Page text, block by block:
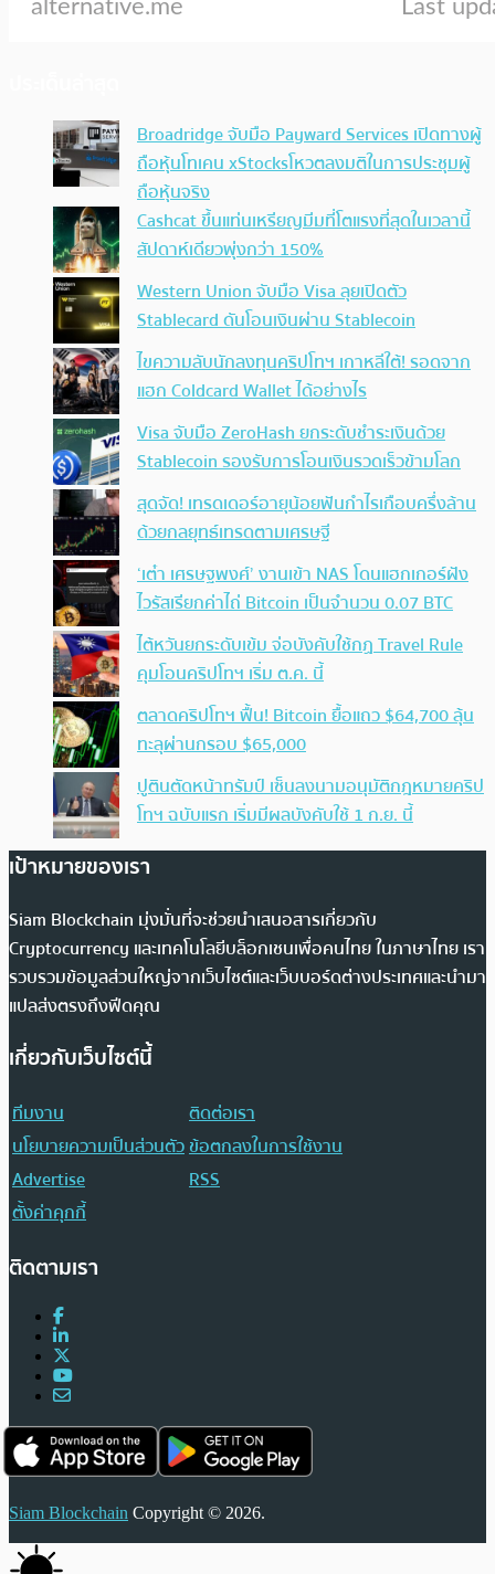
Broadridge จับมือ Payward Services เปิดทางผู้
ถือหุ้นโทเคน xStocksโหวตลงมติในการประชุมผู้
ถือหุ้นจริง
Cashcat ขึ้นแท่นเหรียญมีมที่โตแรงที่สุดในเวลานี้
สัปดาห์เดียวพุ่งกว่า 150%
Western Union จับมือ Visa ลุยเปิดตัว
Stablecard ดันโอนเงินผ่าน Stablecoin
ไขความลับนักลงทุนคริปโทฯ เกาหลีใต้! รอดจาก
แฮก Coldcard Wallet ได้อย่างไร
Visa จับมือ ZeroHash ยกระดับชำระเงินด้วย
Stablecoin รองรับการโอนเงินรวดเร็วข้ามโลก
สุดจัด! เทรดเดอร์อายุน้อยฟันกำไรเกือบครึ่งล้าน
ด้วยกลยุทธ์เทรดตามเศรษฐี
‘เต๋า เศรษฐพงศ์’ งานเข้า NAS โดนแฮกเกอร์ฝัง
ไวรัสเรียกค่าไถ่ Bitcoin เป็นจำนวน 0.07 BTC
ไต้หวันยกระดับเข้ม จ่อบังคับใช้กฏ Travel Rule
คุมโอนคริปโทฯ เริ่ม ต.ค. นี้
ตลาดคริปโทฯ ฟื้น! Bitcoin ยื้อแถว $64,700 ลุ้น
ทะลุผ่านกรอบ $65,000
ปูตินตัดหน้าทรัมป์ เซ็นลงนามอนุมัติกฎหมายคริป
โทฯ ฉบับแรก เริ่มมีผลบังคับใช้ 1 ก.ย. นี้
เป้าหมายของเรา
Siam Blockchain มุ่งมั่นที่จะช่วยนำเสนอสารเกี่ยวกับ
Cryptocurrency และเทคโนโลยีบล็อกเชนเพื่อคนไทย ในภาษาไทย เรา
รวบรวมข้อมูลส่วนใหญ่จากเว็บไซต์และเว็บบอร์ดต่างประเทศและนำมา
แปลส่งตรงถึงฟีดคุณ
เกี่ยวกับเว็บไซต์นี้
ทีมงาน
ติดต่อเรา
นโยบายความเป็นส่วนตัวข้อตกลงในการใช้งาน
Advertise
RSS
ตั้งค่าคุกกี้
ติดตามเรา
Siam Blockchain Copyright © 2026.